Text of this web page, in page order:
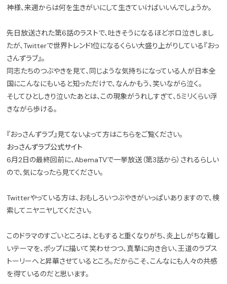
神様、来週からは何を生きがいにして生きていけばいいんでしょうか。
先日放送された第6話のラストで、吐きそうになるほどボロ泣きしまし
たが、Twitterで世界トレンド1位になるくらい大盛り上がりしている『おっ
さんずラブ』。
同志たちのつぶやきを見て、同じような気持ちになっている人が日本全
国にこんなにもいると知っただけで、なんかもう、笑いながら泣く。
そしてひとしきり泣いたあとは、この現象がうれしすぎて、5ミリくらい浮
きながら歩ける。
『おっさんずラブ』見てないよって方はこちらをご覧ください。
おっさんずラブ公式サイト
6月2日の最終回前に、AbemaTVで一挙放送（第3話から）されるらしい
ので、気になったら見てください。
Twitterやっている方は、おもしろいつぶやきがいっぱいありますので、検
索してニヤニヤしてください。
このドラマのすごいところは、ともすると重くなりがち、炎上しがちな難し
いテーマを、ポップに描いて笑わせつつ、真摯に向き合い、王道のラブス
トーリーへと昇華させているところ。だからこそ、こんなにも人々の共感
を得ているのだと思います。